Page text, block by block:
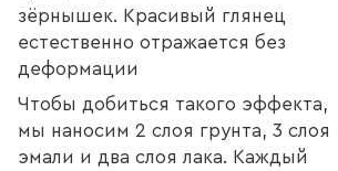
зёрнышек. Красивый глянец
естественно отражается без
деформации
Чтобы добиться такого эффекта,
мы наносим 2 слоя грунта, 3 слоя
эмали и два слоя лака. Каждый